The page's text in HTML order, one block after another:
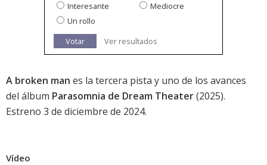
Interesante
Mediocre
Un rollo
Votar
Ver resultados
A broken man es la tercera pista y uno de los avances
del álbum Parasomnia de Dream Theater(2025).
Estreno 3 de diciembre de 2024.
Vídeo